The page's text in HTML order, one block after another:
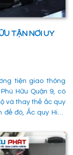
TẬN NƠI UY
tiện giao thông
Hữu Quận 9, có
và thay thế ắc quy
đó, Ắc quy Hiếu
nghiệp và đảm bảo
không bị gián